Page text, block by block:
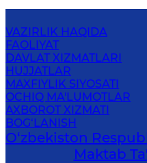
VAZIRLIK HAQIDA
FAOLIYAT
DAVLAT XIZMATLARI
HUJJATLAR
MAXFIYLIK SIYOSATI
OCHIQ MA'LUMOTLAR
AXBOROT XIZMATI
BOG‘LANISH
O‘zbekiston
Maktab